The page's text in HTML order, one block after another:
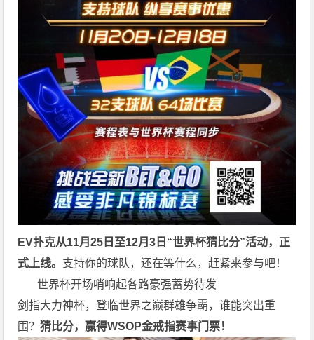
EV扑克从11月25日至12月3日 “世界杯猜比分”活动，正
式上线。 支持你的球队，还在等什么，赶紧来参与吧！
世界杯开场哨响起各路豪强蓄势待发
剑指大力神杯，登临世界之巅群雄争霸，谁能突出重
围？猜比分，赢得WSOP金戒指赛事门票！